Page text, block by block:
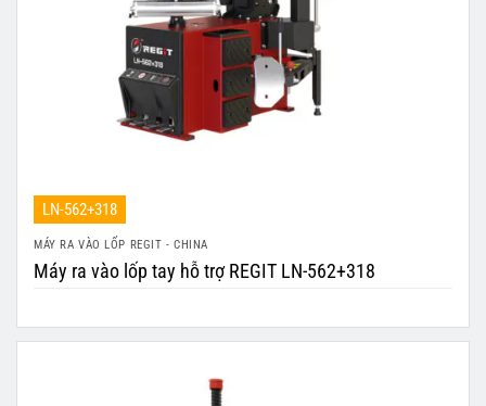
LN-562+318
MÁY RA VÀO LỐP REGIT - CHINA
Máy ra vào lốp tay hỗ trợ REGIT LN-562+318